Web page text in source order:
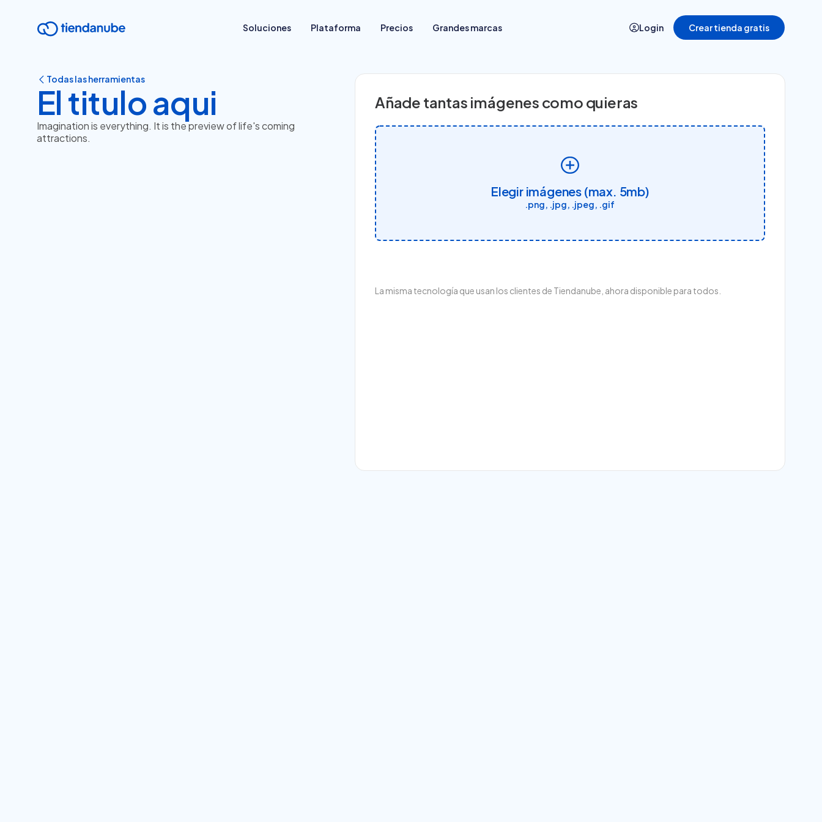
Soluciones
Migrar tu tienda de plataforma
Tienen tienda física
Venden en marketplaces
Historias de quienes crecieron con
Plataforma Precios Grandes marcas Login Crear tienda gratis
Todas las herramientas
El titulo aqui
Imagination is everything. It is the preview of life's coming
attractions.
Añade tantas imágenes como quieras
Elegir imágenes (max. 5mb)
.png, .jpg, .jpeg, .gif
La misma tecnología que usan los clientes de Tiendanube, ahora disponible para todos.